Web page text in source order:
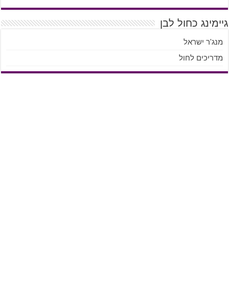
גיימינג כחול לבן
מנג'ר ישראל
מדריכים לחול